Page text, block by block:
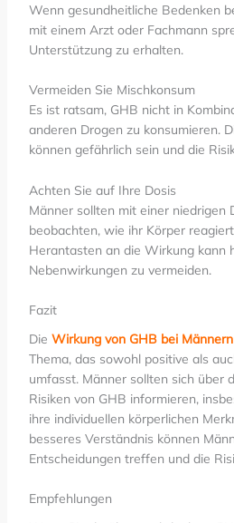
Wenn gesundheitliche Bedenken
mit einem Arzt oder Fachmann
Unterstützung zu erhalten.
Vermeiden Sie Mischkonsum
Es ist ratsam, GHB nicht in
anderen Drogen zu konsumieren.
können gefährlich sein und die
Achten Sie auf Ihre Dosis
Männer sollten mit einer niedrigen
beobachten, wie ihr Körper
Herantasten an die Wirkung kann
Nebenwirkungen zu vermeiden.
Fazit
Die Wirkung von GHB bei Männern
Thema, das sowohl positive als
umfasst. Männer sollten sich über
Risiken von GHB informieren,
ihre individuellen körperlichen
besseres Verständnis können
Entscheidungen treffen und die
Empfehlungen